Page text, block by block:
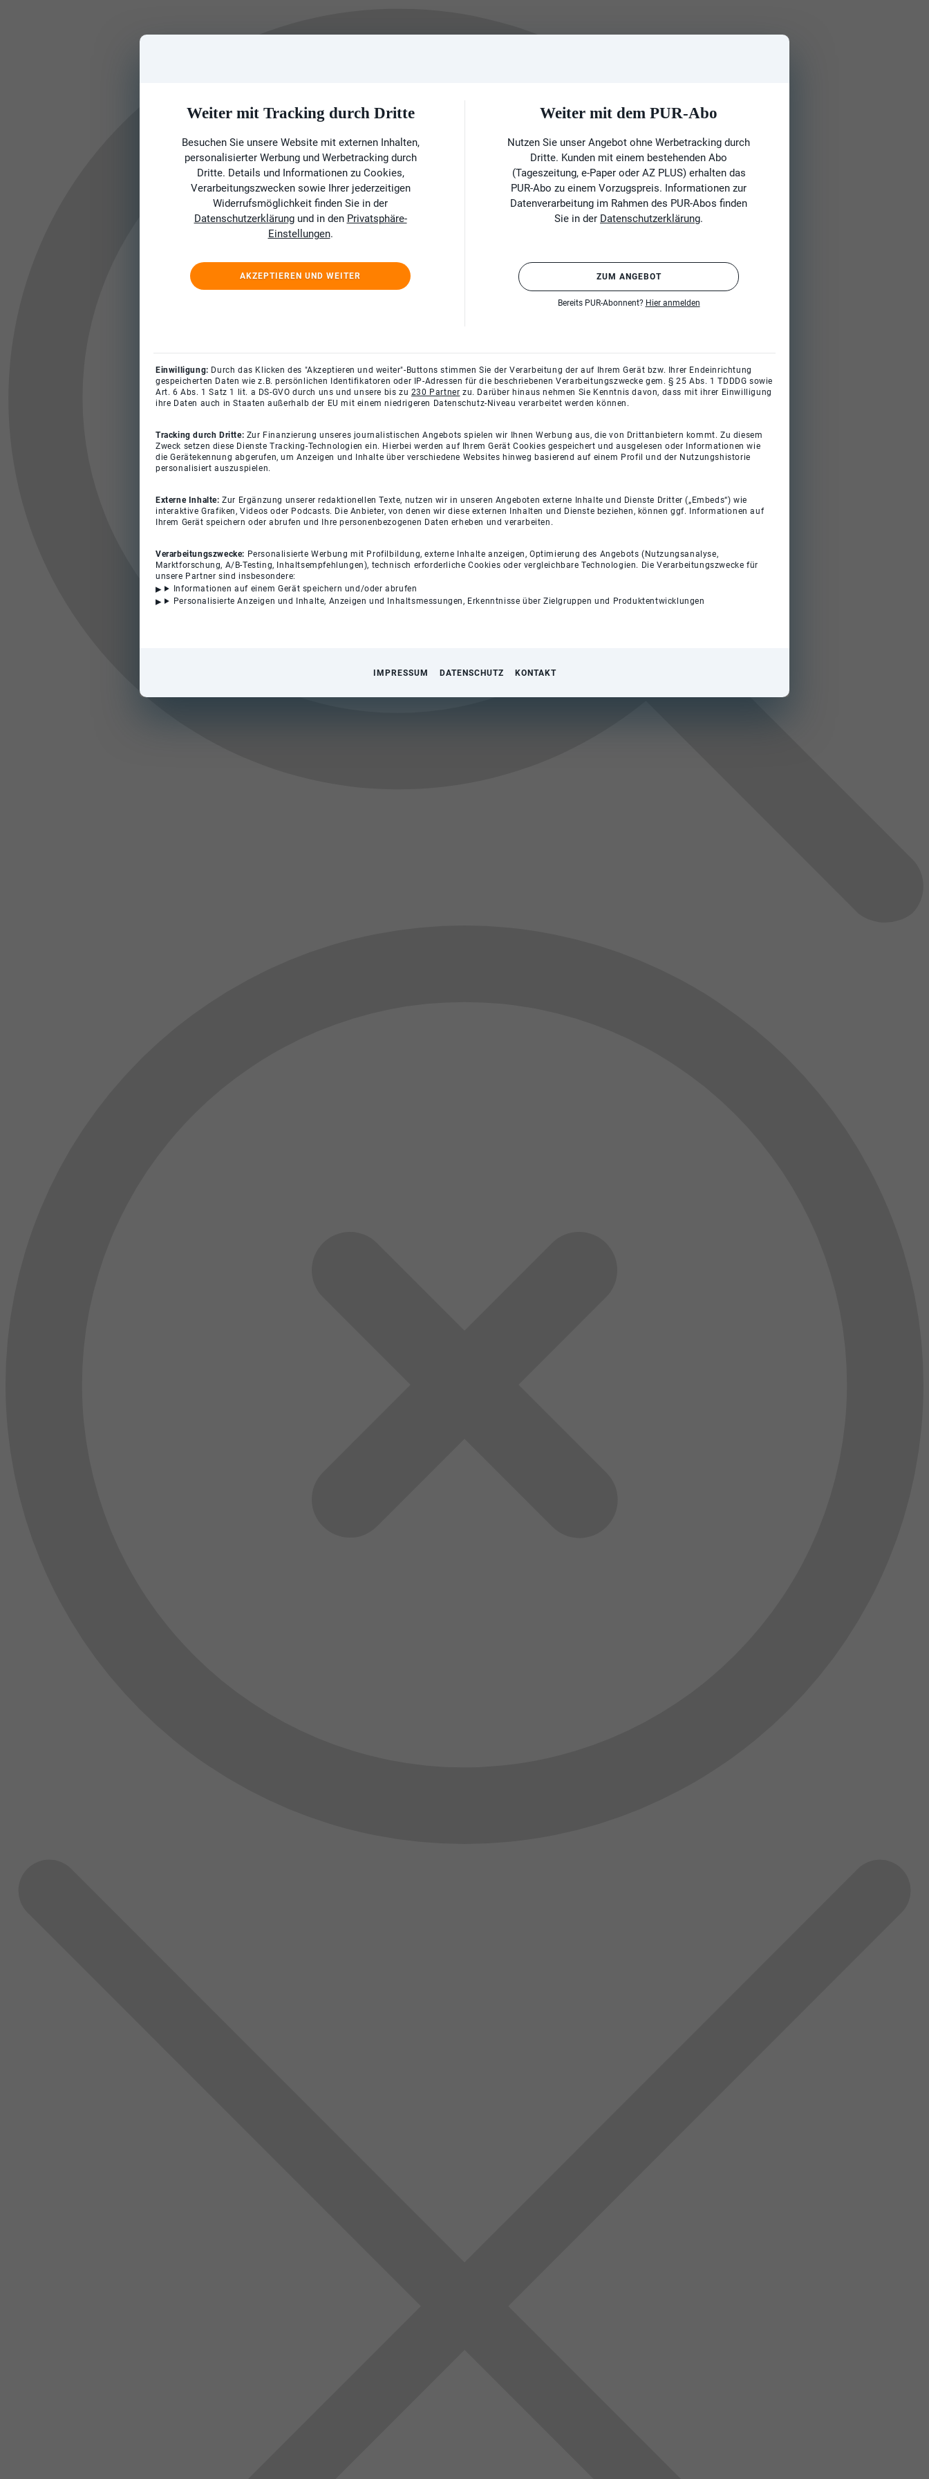
Weiter mit Tracking durch Dritte
Besuchen Sie unsere Website mit externen Inhalten,
personalisierter Werbung und Werbetracking durch
Dritte. Details und Informationen zu Cookies,
Verarbeitungszwecken sowie Ihrer jederzeitigen
Widerrufsmöglichkeit finden Sie in der
Datenschutzerklärungund in den Privatsphäre-
Einstellungen.
AKZEPTIEREN UND WEITER
Weiter mit dem PUR-Abo
Nutzen Sie unser Angebot ohne Werbetracking durch
Dritte. Kunden mit einem bestehenden Abo
(Tageszeitung, e-Paper oder AZ PLUS) erhalten das
PUR-Abo zu einem Vorzugspreis. Informationen zur
Datenverarbeitung im Rahmen des PUR-Abos finden
Sie in der Datenschutzerklärung.
ZUM ANGEBOT
Bereits PUR-Abonnent? Hier anmelden
Einwilligung: Durch das Klicken des "Akzeptieren und weiter"-Buttons stimmen Sie der Verarbeitung der auf Ihrem Gerät bzw. Ihrer Endeinrichtung
gespeicherten Daten wie z.B. persönlichen Identifikatoren oder IP-Adressen für die beschriebenen Verarbeitungszwecke gem. § 25 Abs. 1 TDDDG sowie
Art. 6 Abs. 1 Satz 1 lit. a DS-GVO durch uns und unsere bis zu 230 Partner zu. Darüber hinaus nehmen Sie Kenntnis davon, dass mit ihrer Einwilligung
ihre Daten auch in Staaten außerhalb der EU mit einem niedrigeren Datenschutz-Niveau verarbeitet werden können.
Tracking durch Dritte: Zur Finanzierung unseres journalistischen Angebots spielen wir Ihnen Werbung aus, die von Drittanbietern kommt. Zu diesem
Zweck setzen diese Dienste Tracking-Technologien ein. Hierbei werden auf Ihrem Gerät Cookies gespeichert und ausgelesen oder Informationen wie
die Gerätekennung abgerufen, um Anzeigen und Inhalte über verschiedene Websites hinweg basierend auf einem Profil und der Nutzungshistorie
personalisiert auszuspielen.
Externe Inhalte:Zur Ergänzung unserer redaktionellen Texte, nutzen wir in unseren Angeboten externe Inhalte und Dienste Dritter („Embeds“) wie
interaktive Grafiken, Videos oder Podcasts. Die Anbieter, von denen wir diese externen Inhalten und Dienste beziehen, können ggf. Informationen auf
Ihrem Gerät speichern oder abrufen und Ihre personenbezogenen Daten erheben und verarbeiten.
Verarbeitungszwecke: Personalisierte Werbung mit Profilbildung, externe Inhalte anzeigen, Optimierung des Angebots (Nutzungsanalyse,
Marktforschung, A/B-Testing, Inhaltsempfehlungen), technisch erforderliche Cookies oder vergleichbare Technologien. Die Verarbeitungszwecke für
unsere Partner sind insbesondere:
Informationen auf einem Gerät speichern und/oder abrufen
Personalisierte Anzeigen und Inhalte, Anzeigen und Inhaltsmessungen, Erkenntnisse über Zielgruppen und Produktentwicklungen
IMPRESSUM DATENSCHUTZ KONTAKT